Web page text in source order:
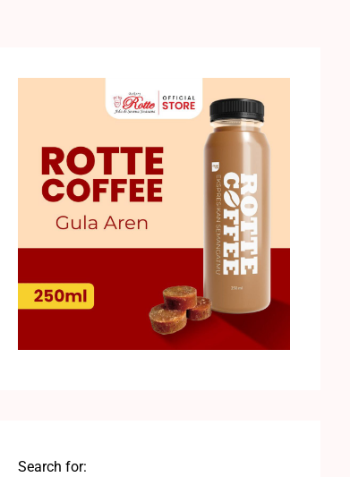
Search for: